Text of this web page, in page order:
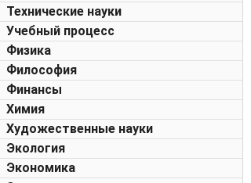
Технические науки
Учебный процесс
Физика
Философия
Финансы
Химия
Художественные науки
Экология
Экономика